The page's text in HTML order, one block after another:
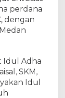
perdana
dengan
Idul Adha
SKM,
Idul